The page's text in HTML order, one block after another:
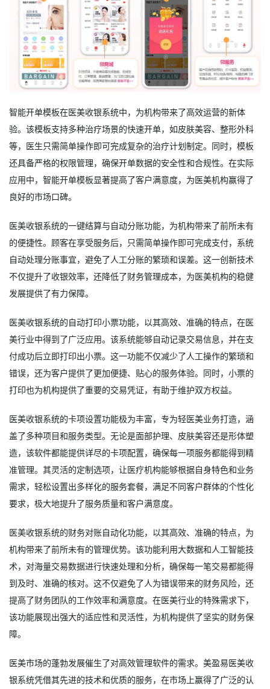
智能开单模板在医美收银系统中，为机构带来了高效运营的新体
验。该模板支持多种治疗场景的快速开单，如皮肤美容、整形外科
等，医生只需简单操作即可完成复杂的治疗计划制定。同时，模板
还具备严格的权限管理，确保开单数据的安全性和合规性。在实际
应用中，智能开单模板显著提高了客户满意度，为医美机构赢得了
良好的市场口碑。
医美收银系统的一键结算与自动分账功能，为机构带来了前所未有
的便捷性。顾客在享受服务后，只需简单操作即可完成支付，系统
自动处理分账事宜，避免了人工分账的繁琐和误差。这一创新技术
不仅提升了收银效率，还降低了财务管理成本，为医美机构的稳健
发展提供了有力保障。
医美收银系统的自动打印小票功能，以其高效、准确的特点，在医
美行业中得到了广泛应用。该系统能够自动记录交易信息，并在支
付成功后立即打印出小票。这一功能不仅减少了人工操作的繁琐和
错误，还为客户提供了更加便捷、贴心的服务体验。同时，小票的
打印也为机构提供了重要的交易凭证，有助于维护双方权益。
医美收银系统的卡项设置功能极为丰富，专为轻医美业务打造，涵
盖了多种项目和服务类型。无论是面部护理、皮肤美容还是形体塑
造，该软件都能提供详尽的卡项配置，确保每一项服务都能得到精
准管理。其灵活的定制选项，让医疗机构能够根据自身特色和业务
需求，轻松设置出多样化的服务套餐，满足不同客户群体的个性化
要求，极大地提升了服务质量和客户满意度。
医美收银系统的财务对账自动化功能，以其高效、准确的特点，为
机构带来了前所未有的管理优势。该功能利用大数据和人工智能技
术，对海量交易数据进行快速处理和分析，确保每一笔交易都能得
到及时、准确的核对。这不仅避免了人为错误带来的财务风险，还
提高了财务团队的工作效率和满意度。在医美行业的特殊需求下，
该功能展现出强大的适应性和灵活性，为机构提供了坚实的财务保
障。
医美市场的蓬勃发展催生了对高效管理软件的需求。美盈易医美收
银系统凭借其先进的技术和优质的服务，在市场上赢得了广泛的认